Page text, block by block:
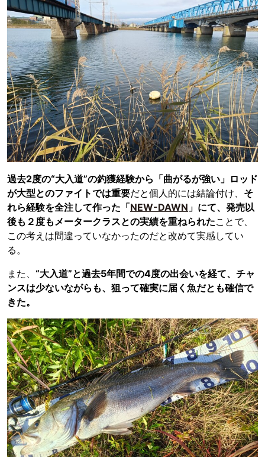
過去2度の“大入道”の釣獲経験から「曲がるが強い」ロッド
が大型とのファイトでは重要だと個人的には結論付け、 そ
れら経験を全注して作った「NEW-DAWN 」にて、発売以
後も２度もメータークラスとの実績を重ねられたことで、
この考えは間違っていなかったのだと改めて実感してい
る。
また、 “大入道”と過去5年間での4度の出会いを経て、チャ
ンスは少ないながらも、狙って確実に届く魚だとも確信で
きた。